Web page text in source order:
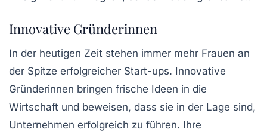
Innovative Gründerinnen
In der heutigen Zeit stehen immer mehr Frauen an
der Spitze erfolgreicher Start-ups. Innovative
Gründerinnen bringen frische Ideen in die
Wirtschaft und beweisen, dass sie in der Lage sind,
Unternehmen erfolgreich zu führen. Ihre